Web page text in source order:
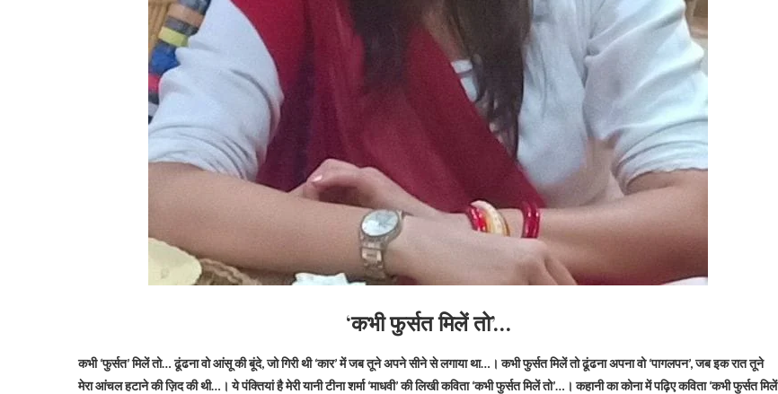
‘कभी फुर्सत मिलें तो’…
कभी ‘फुर्सत’ मिलें तो… ढूंढना वो आंसू की बूंदे, जो गिरी थी ‘कार’ में जब तूने अपने सीने से लगाया था…। कभी फुर्सत मिलें तो ढूंढना अपना वो ‘पागलपन’, जब इक रात तूने
मेरा आंचल हटाने की ज़िद की थी…। ये पंक्तियां है मेरी यानी टीना शर्मा ‘माधवी’ की लिखी कविता ‘कभी फुर्सत मिलें तो’…। कहानी का कोना में पढ़िए कविता ‘कभी फुर्सत मिलें